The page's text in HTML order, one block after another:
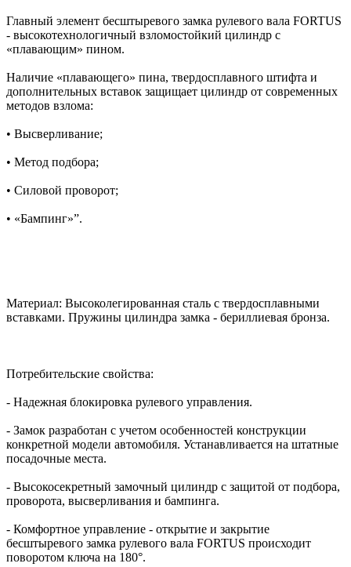
Главный элемент бесштыревого замка рулевого вала FORTUS
- высокотехнологичный взломостойкий цилиндр c
«плавающим» пином.
Наличие «плавающего» пина, твердосплавного штифта и
дополнительных вставок защищает цилиндр от современных
методов взлома:
• Высверливание;
• Метод подбора;
• Силовой проворот;
• «Бампинг»”.
Материал: Высоколегированная сталь с твердосплавными
вставками. Пружины цилиндра замка - бериллиевая бронза.
Потребительские свойства:
- Надежная блокировка рулевого управления.
- Замок разработан с учетом особенностей конструкции
конкретной модели автомобиля. Устанавливается на штатные
посадочные места.
- Высокосекретный замочный цилиндр с защитой от подбора,
проворота, высверливания и бампинга.
- Комфортное управление - открытие и закрытие
бесштыревого замка рулевого вала FORTUS происходит
поворотом ключа на 180°.